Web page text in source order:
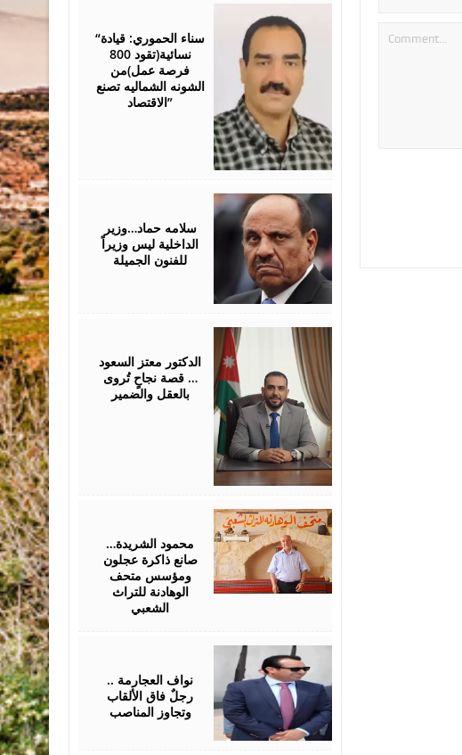
“سناء الحموري: قيادة
نسائية(تقود 800
فرصة عمل)من
الشونه الشماليه تصنع
الاقتصاد”
سلامه حماد…وزير
الداخلية ليس وزيراً
للفنون الجميلة
الدكتور معتز السعود
… قصة نجاحٍ تُروى
بالعقل والضمير
محمود الشريدة…
صانع ذاكرة عجلون
ومؤسس متحف
الوهادنة للتراث
الشعبي
نواف العجارمة ..
رجلٌ فاق الألقاب
وتجاوز المناصب